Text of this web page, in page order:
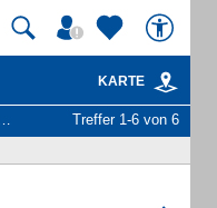
KARTE
Treffer 1-6 von 6